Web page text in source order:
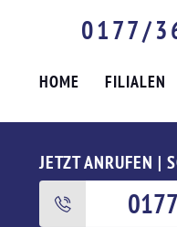
0177/
HOME FILIALEN
JETZT ANRUFEN |